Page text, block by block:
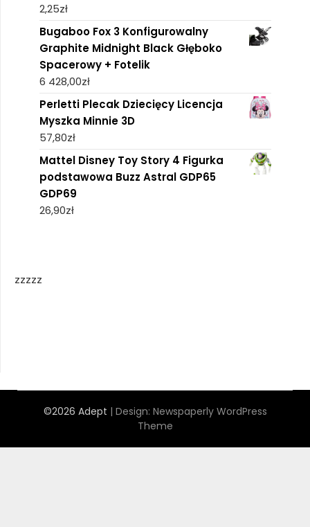
2,25zł
Bugaboo Fox 3 Konfigurowalny
Graphite Midnight Black Głęboko
Spacerowy + Fotelik
6 428,00zł
Perletti Plecak Dziecięcy Licencja
Myszka Minnie 3D
57,80zł
Mattel Disney Toy Story 4 Figurka
podstawowa Buzz Astral GDP65
GDP69
26,90zł
zzzzz
©2026 Adept | Design: Newspaperly WordPress
Theme